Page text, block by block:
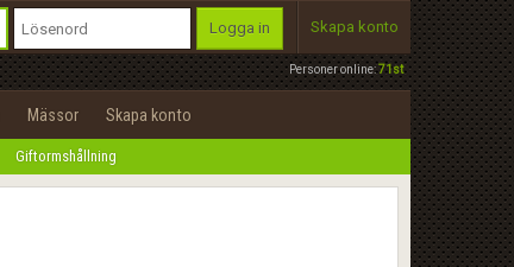
Personer online:71st
Logga in Skapa konto
Mässor Skapa konto
Giftormshållning